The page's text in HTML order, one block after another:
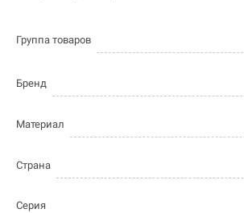
Группа товаров
Бренд
Материал
Страна
Серия